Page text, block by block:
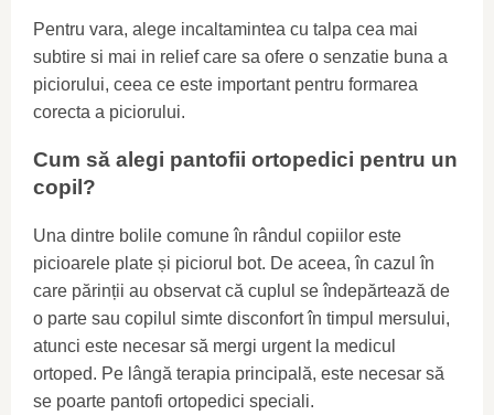
Pentru vara, alege incaltamintea cu talpa cea mai
subtire si mai in relief care sa ofere o senzatie buna a
piciorului, ceea ce este important pentru formarea
corecta a piciorului.
Cum să alegi pantofii ortopedici pentru un
copil?
Una dintre bolile comune în rândul copiilor este
picioarele plate și piciorul bot. De aceea, în cazul în
care părinții au observat că cuplul se îndepărtează de
o parte sau copilul simte disconfort în timpul mersului,
atunci este necesar să mergi urgent la medicul
ortoped. Pe lângă terapia principală, este necesar să
se poarte pantofi ortopedici speciali.